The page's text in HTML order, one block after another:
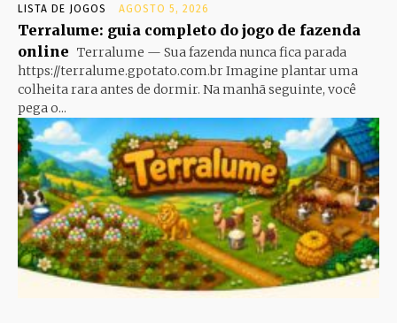
LISTA DE JOGOS AGOSTO 5, 2026
Terralume: guia completo do jogo de fazenda
online Terralume — Sua fazenda nunca fica parada
https://terralume.gpotato.com.br Imagine plantar uma
colheita rara antes de dormir. Na manhã seguinte, você
pega o...